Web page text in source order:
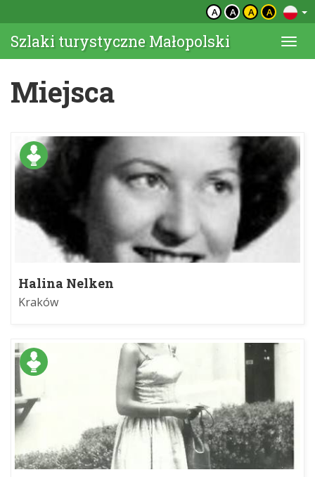
A A A A
Szlaki turystyczne Małopolski
Miejsca
Halina Nelken
Kraków